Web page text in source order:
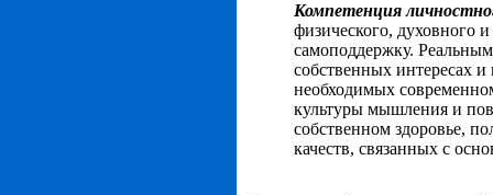
Компетенция
физического, духовного
самоподдержку.
собственных интересах
необходимых
культуры мышления и
собственном здоровье,
качеств, связанных с